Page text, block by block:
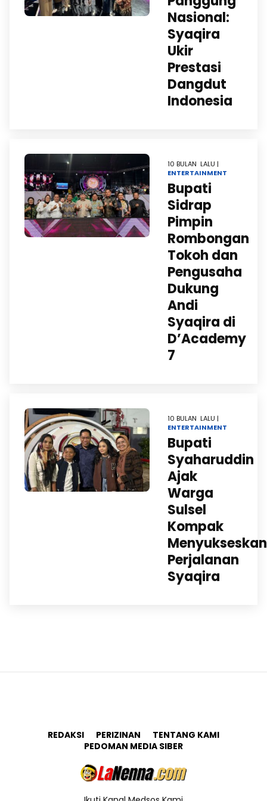
Nasional:
Syaqira
Ukir
Prestasi
Dangdut
Indonesia
10 BULAN LALU |
ENTERTAINMENT
Bupati
Sidrap
Pimpin
Rombongan
Tokoh dan
Pengusaha
Dukung
Andi
Syaqira di
D’Academy
7
10 BULAN LALU |
ENTERTAINMENT
Bupati
Syaharuddin
Ajak
Warga
Sulsel
Kompak
Menyukseskan
Perjalanan
Syaqira
REDAKSI PERIZINAN
TENTANG KAMI
PEDOMAN MEDIA SIBER